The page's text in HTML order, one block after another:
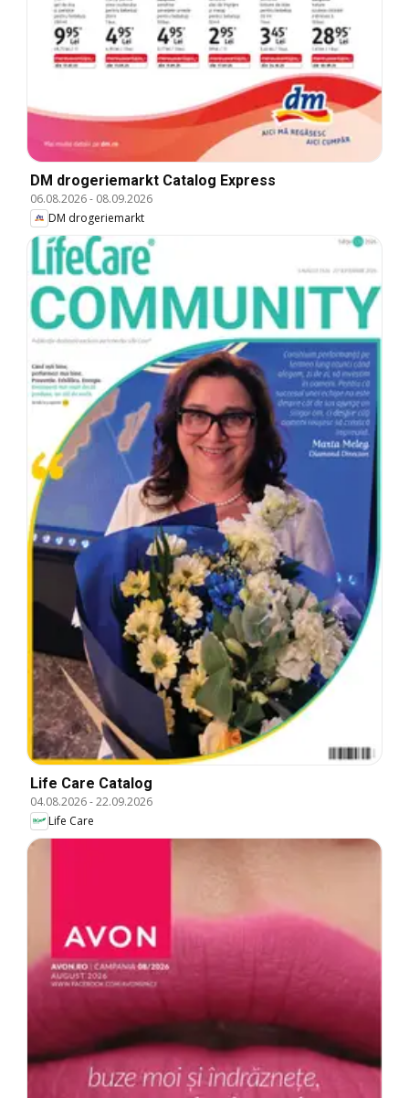
DM drogeriemarkt Catalog Express
06.08.2026- 08.09.2026
DM drogeriemarkt
Life Care Catalog
04.08.2026-22.09.2026
Life Care